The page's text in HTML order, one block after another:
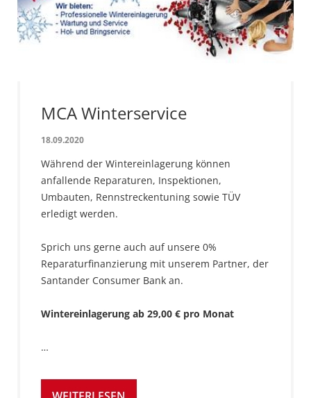
MCA Winterservice
18.09.2020
Während der Wintereinlagerung können
anfallende Reparaturen, Inspektionen,
Umbauten, Rennstreckentuning sowie TÜV
erledigt werden.
Sprich uns gerne auch auf unsere 0%
Reparaturfinanzierung mit unserem Partner, der
Santander Consumer Bank an.
Wintereinlagerung ab 29,00 € pro Monat
…